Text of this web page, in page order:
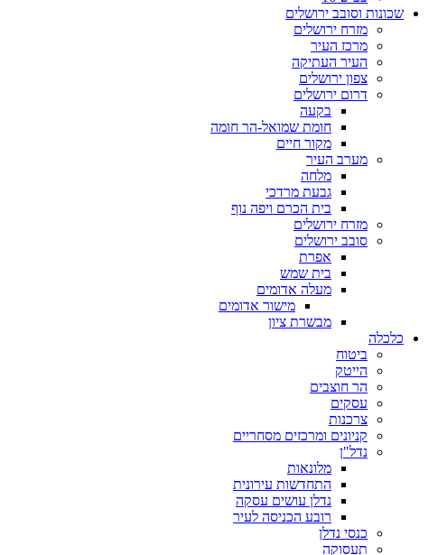
שכונות וסובב ירושלים
מזרח ירושלים
מרכז העיר
העיר העתיקה
צפון ירושלים
דרום ירושלים
בקעה
חומת שמואל-הר חומה
מקור חיים
מערב העיר
מלחה
גבעת מרדכי
בית הכרם ויפה נוף
מזרח ירושלים
סובב ירושלים
אפרת
בית שמש
מעלה אדומים
מישור אדומים
מבשרת ציון
כלכלה
ביטוח
הייטק
הר חוצבים
עסקים
צרכנות
קניונים ומרכזים מסחריים
נדל"ן
מלונאות
התחדשות עירונית
נדלן עושים עסקה
רובע הכניסה לעיר
כנסי נדלן
תעסוקה